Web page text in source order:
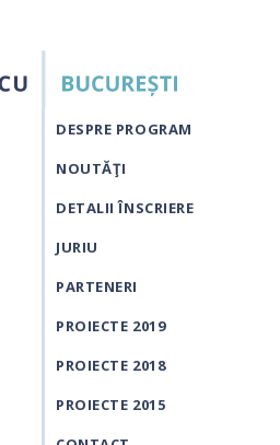
DESPRE PROGRAM
NOUTĂŢI
DETALII ÎNSCRIERE
JURIU
PARTENERI
PROIECTE 2019
PROIECTE 2018
PROIECTE 2015